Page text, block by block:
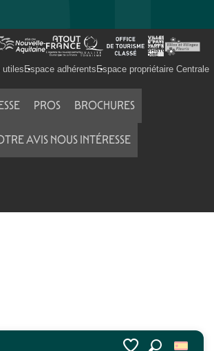
utiles Espace adhérents Espace propriétaire Centrale
PROS BROCHURES
AVIS NOUS INTÉRESSE